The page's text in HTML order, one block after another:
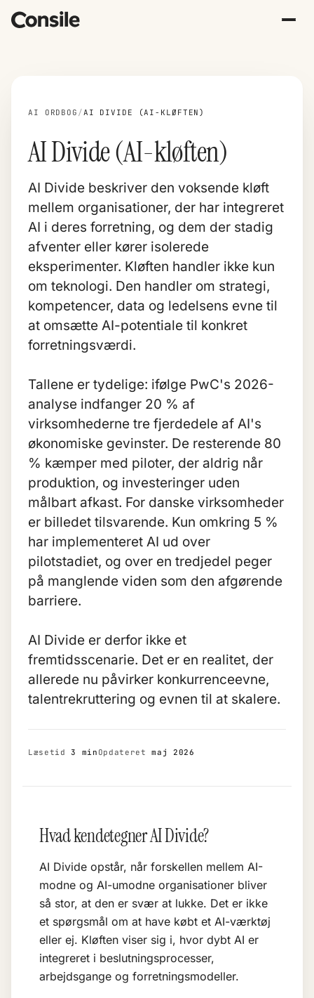
AI ORDBOG /AI DIVIDE (AI-KLØFTEN)
AI Divide (AI-kløften)
AI Divide beskriver den voksende kløft
mellem organisationer, der har integreret
AI i deres forretning, og dem der stadig
afventer eller kører isolerede
eksperimenter. Kløften handler ikke kun
om teknologi. Den handler om strategi,
kompetencer, data og ledelsens evne til
at omsætte AI-potentiale til konkret
forretningsværdi.
Tallene er tydelige: ifølge PwC's 2026-
analyse indfanger 20 % af
virksomhederne tre fjerdedele af AI's
økonomiske gevinster. De resterende 80
% kæmper med piloter, der aldrig når
produktion, og investeringer uden
målbart afkast. For danske virksomheder
er billedet tilsvarende. Kun omkring 5 %
har implementeret AI ud over
pilotstadiet, og over en tredjedel peger
på manglende viden som den afgørende
barriere.
AI Divide er derfor ikke et
fremtidsscenarie. Det er en realitet, der
allerede nu påvirker konkurrenceevne,
talentrekruttering og evnen til at skalere.
Læsetid3 min Opdateretmaj 2026
Hvad kendetegner AI Divide?
AI Divide opstår, når forskellen mellem AI-
modne og AI-umodne organisationer bliver
så stor, at den er svær at lukke. Det er ikke
et spørgsmål om at have købt et AI-værktøj
eller ej. Kløften viser sig i, hvor dybt AI er
integreret i beslutningsprocesser,
arbejdsgange og forretningsmodeller.